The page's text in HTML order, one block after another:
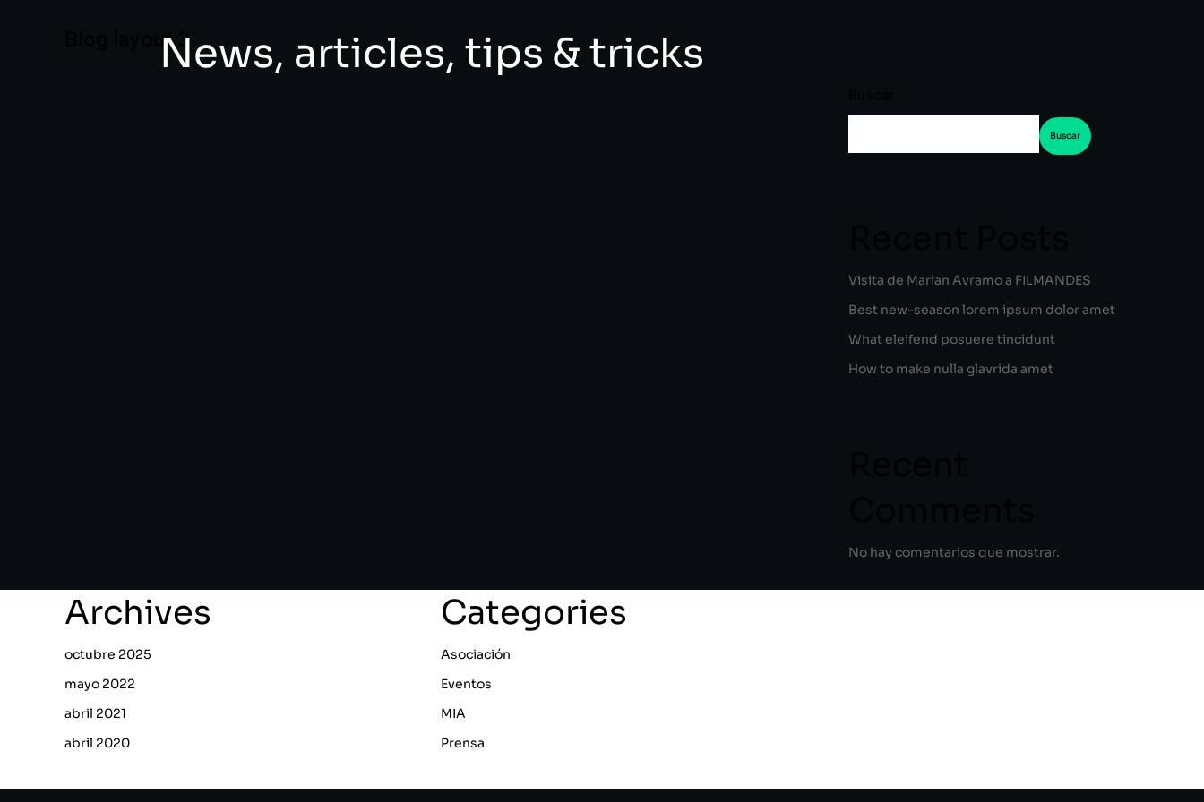
Blog layout 3News, articles, tips & tricks
Buscar
Visita de Marian Avramo a FILMANDES
Best new-season lorem ipsum dolor amet
What eleifend posuere tincidunt
How to make nulla glavrida amet
No hay comentarios que mostrar.
Archives
octubre 2025
mayo 2022
abril 2021
abril 2020
Categories
Asociación
Eventos
MIA
Prensa